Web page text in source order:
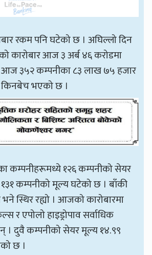
रकम पनि घटेको छ । अघिल्लो दिन
कारोबार आज ३ अर्ब ४६ करोडमा
आज ३५२ कम्पनीका ८३ लाख ७५ हजार
किनबेच भएको छ ।
कम्पनीहरूमध्ये १२६ कम्पनीको सेयर
कम्पनीको मूल्य घटेको छ । बाँकी
स्थिर रह्यो । आजको कारोबारमा
र एपोलो हाइड्रोपाव सर्वाधिक
दुवै कम्पनीको सेयर मूल्य १४.९९
छ ।